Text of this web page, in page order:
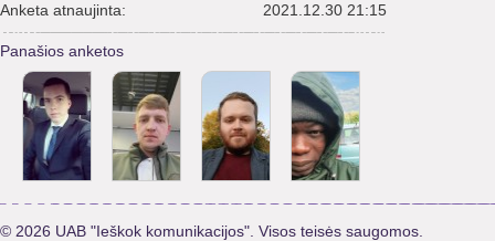
Anketa atnaujinta:
2021.12.30 21:15
Panašios anketos
© 2026 UAB "Ieškok komunikacijos". Visos teisės saugomos.